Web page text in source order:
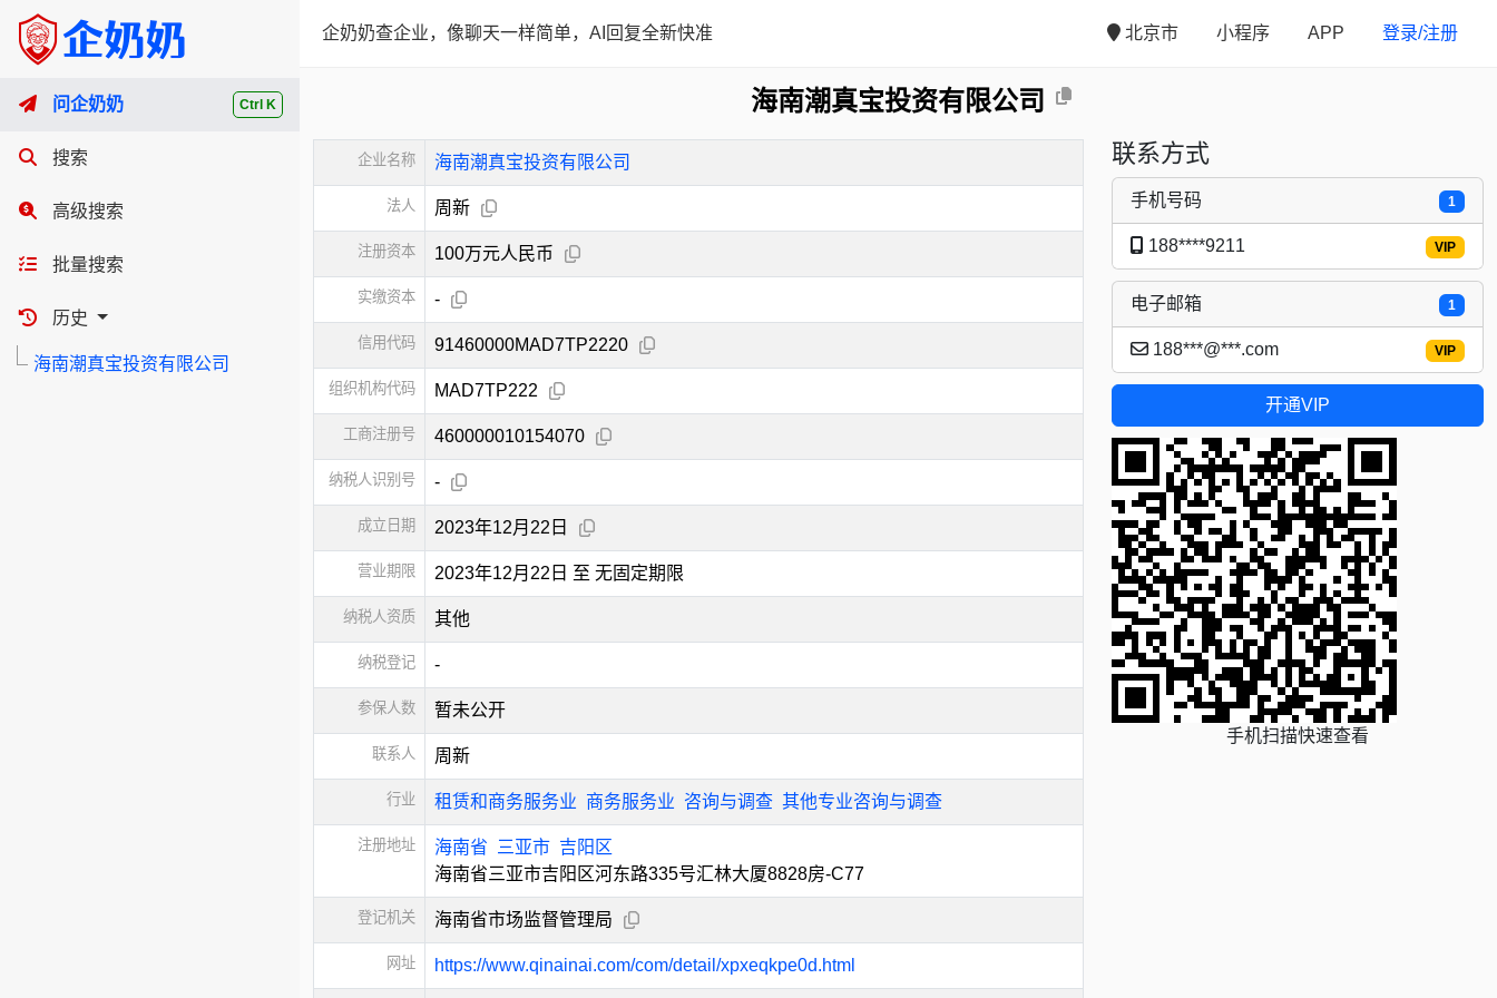
Ctrl K
问企奶奶
搜索
高级搜索
批量搜索
历史
海南潮真宝投资有限公司
企奶奶查企业，像聊天一样简单，AI回复全新快准 北京市 小程序 APP 登录/注册
海南潮真宝投资有限公司
企业名称 海南潮真宝投资有限公司
法人 周新
注册资本 100万元人民币
实缴资本 -
信用代码 91460000MAD7TP2220
组织机构代码 MAD7TP222
工商注册号 460000010154070
纳税人识别号 -
成立日期 2023年12月22日
营业期限 2023年12月22日 至 无固定期限
纳税人资质 其他
纳税登记 -
参保人数 暂未公开
联系人 周新
行业 租赁和商务服务业 商务服务业 咨询与调查 其他专业咨询与调查
注册地址 海南省 三亚市 吉阳区
海南省三亚市吉阳区河东路335号汇林大厦8828房-C77
登记机关 海南省市场监督管理局
网址 https://www.qinainai.com/com/detail/xpxeqkpe0d.html
联系方式
1
手机号码
VIP
188****9211
1
电子邮箱
VIP
188***@***.com
开通VIP
手机扫描快速查看